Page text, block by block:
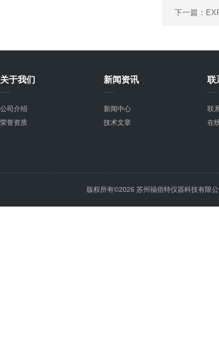
下一篇：
关于我们
公司介绍
荣誉资质
新闻资讯
新闻中心
技术文章
联
联
在
版权所有©2026 苏州福佰特仪器科技有限